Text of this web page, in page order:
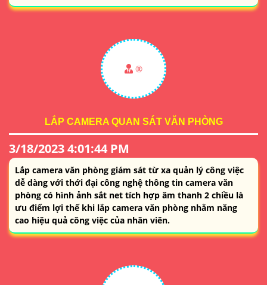
®️
LẮP CAMERA QUAN SÁT VĂN PHÒNG
3/18/2023 4:01:44 PM
Lắp camera văn phòng giám sát từ xa quản lý công việc
dễ dàng với thới đại công nghệ thông tin camera văn
phòng có hình ảnh sắt net tích hợp âm thanh 2 chiều là
ưu điểm lợi thế khi lắp camera văn phòng nhằm năng
cao hiệu quả công việc của nhân viên.